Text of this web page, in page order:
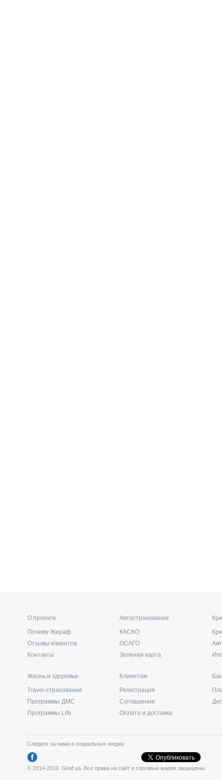
О проекте
Почему Жираф
Отзывы клиентов
Контакты
Автострахование
КАСКО
ОСАГО
Зеленая карта
Жизнь и здоровье
Travel-страхование
Программы ДМС
Программы Life
Клиентам
Регистрация
Соглашение
Оплата и доставка
Следите за нами в социальных медиа
© 2014-2019. Giraf.ua. Все права на сайт и торговые марки защищены.